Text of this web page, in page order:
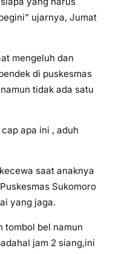
ujarnya, Jumat
mengeluh dan
di puskesmas
tidak ada satu
apa ini , aduh
saat anaknya
Sukomoro
yang jaga.
tombol bel namun
jam 2 siang,ini